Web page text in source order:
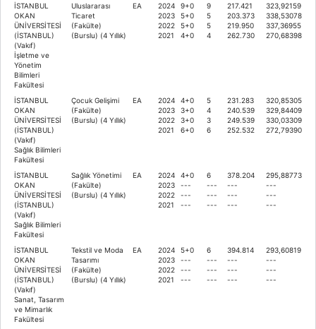
İSTANBUL
OKAN
ÜNİVERSİTESİ
(İSTANBUL)
(Vakıf)
İşletme ve
Yönetim
Bilimleri
Fakültesi
Uluslararası
Ticaret
(Fakülte)
(Burslu) (4 Yıllık)
EA
2024
2023
2022
2021
9+0
5+0
5+0
4+0
9
5
5
4
217.421
203.373
219.950
262.730
323,92159
338,53078
337,36955
270,68398
İSTANBUL
OKAN
ÜNİVERSİTESİ
(İSTANBUL)
(Vakıf)
Sağlık Bilimleri
Fakültesi
Çocuk Gelişimi
(Fakülte)
(Burslu) (4 Yıllık)
EA
2024
2023
2022
2021
4+0
3+0
3+0
6+0
5
4
3
6
231.283
240.539
249.539
252.532
320,85305
329,84409
330,03309
272,79390
İSTANBUL
OKAN
ÜNİVERSİTESİ
(İSTANBUL)
(Vakıf)
Sağlık Bilimleri
Fakültesi
Sağlık Yönetimi
(Fakülte)
(Burslu) (4 Yıllık)
EA
2024
2023
2022
2021
4+0
---
---
---
6
---
---
---
378.204
---
---
---
295,88773
---
---
---
İSTANBUL
OKAN
ÜNİVERSİTESİ
(İSTANBUL)
(Vakıf)
Sanat, Tasarım
ve Mimarlık
Fakültesi
Tekstil ve Moda
Tasarımı
(Fakülte)
(Burslu) (4 Yıllık)
EA
2024
2023
2022
2021
5+0
---
---
---
6
---
---
---
394.814
---
---
---
293,60819
---
---
---